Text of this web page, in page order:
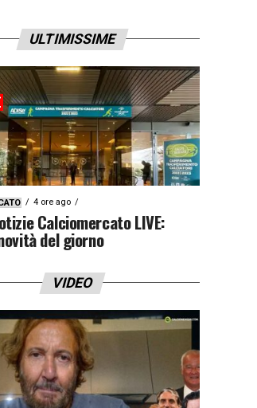
ULTIMISSIME
4 ore ago
Calciomercato LIVE:
del giorno
VIDEO